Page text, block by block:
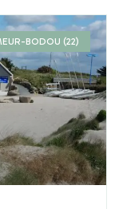
BODOU (22)